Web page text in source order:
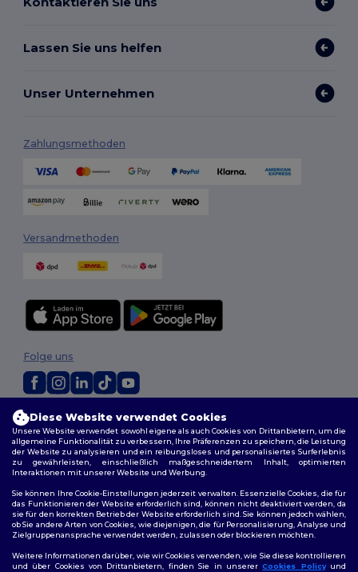
Lassen Sie uns helfen
Unser Unternehmen
Zahlungsmethoden
Versandmethoden
2026. Alle Rechte vorbehalten
Allgemeine Geschäftsbedingungen|Personalisierungsrichtlinien|
Datenschutzbestimmungen|Cookie-Richtlinie|Site Map
Folge uns
Stuttgart | Düsseldorf| Bremen
Diese Website verwendet Cookies
Unsere Website verwendet sowohl eigene als auch Cookies von Drittanbietern, um die
allgemeine Funktionalität zu verbessern, Ihre Präferenzen zu speichern, die Leistung
der Website zu analysieren und ein reibungsloses und personalisiertes Surferlebnis
zu gewährleisten, einschließlich maßgeschneidertem Inhalt, optimierten
Interaktionen mit unserer Website und Werbung.
Sie können Ihre Cookie-Einstellungen jederzeit verwalten. Essenzielle Cookies, die für
das Funktionieren der Website erforderlich sind, können nicht deaktiviert werden, da
sie für den korrekten Betrieb der Website erforderlich sind. Sie können jedoch wählen,
ob Sie andere Arten von Cookies, wie diejenigen, die für Personalisierung, Analyse und
Zielgruppenansprache verwendet werden, zulassen oder blockieren möchten.
Weitere Informationen darüber, wie wir Cookies verwenden, wie Sie diese kontrollieren
und über Cookies von Drittanbietern, finden Sie in unsererCookies Policyund